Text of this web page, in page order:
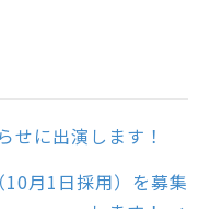
に出演します！
10月1日採用）を募集